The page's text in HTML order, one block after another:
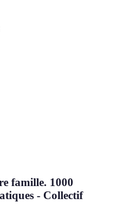
famille. 1000
- Collectif